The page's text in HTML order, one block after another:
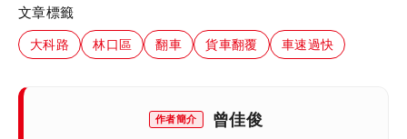
文章標籤
大科路 林口區 翻車 貨車翻覆 車速過快
作者簡介 曾佳俊